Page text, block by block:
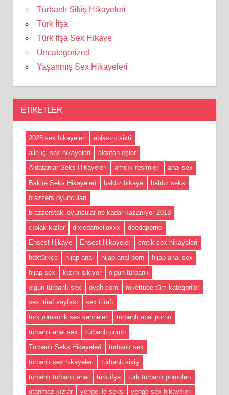
Türbanlı Sikiş Hikayeleri
Türk İfşa
Türk İfşa Sex Hikaye
Uncategorized
Yaşanmış Sex Hikayeleri
ETIKETLER
2025 sex hikayeleri
ablasını sikti
aile içi sex hikayeleri
aldatan eşler
Aldatanlar Seks Hikayeleri
amcık resimleri
anal sex
Bakire Seks Hikayeleri
baldız hikaye
baldız seks
brazzers oyunculari
brazzerstaki oyuncular ne kadar kazanıyor 2018
cıplak kızlar
dixiedamelioxxx
doedaporno
Ensest Hikaye
Ensest Hikayeler
erotik sex hikayeleri
hdxtürkçe
hijap anal hijap anal porn
hijap anal sex
hijap sex
kızını sikiyor
olgun türbanlı
olgun türbanlı sex
oyoh com
rokettube tüm kategoriler
sex itiraf sayfası
sex itirafı
turk romantik sex sahneleri
türbanlı anal porno
türbanlı anal sex
türbanlı porno
Türbanlı Seks Hikayeleri
türbanlı sex
türbanlı sex hikayeleri
türbanlı sikiş
türbanlı türbanlı anal
türk ifşa
türk türbanlı pornoları
utanmaz kızlar
yenge ile seks yenge sex hikayeleri